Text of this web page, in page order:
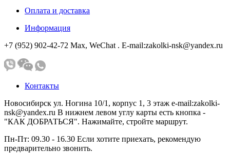
Оплата и доставка
Информация
+7 (952) 902-42-72 Мах, WeChat . E-mail:zakolki-nsk@yandex.ru
Контакты
Новосибирск ул. Ногина 10/1, корпус 1, 3 этаж e-mail:zakolki-
nsk@yandex.ru В нижнем левом углу карты есть кнопка -
"КАК ДОБРАТЬСЯ". Нажимайте, стройте маршрут.
Пн-Пт: 09.30 - 16.30 Если хотите приехать, рекомендую
предварительно звонить.